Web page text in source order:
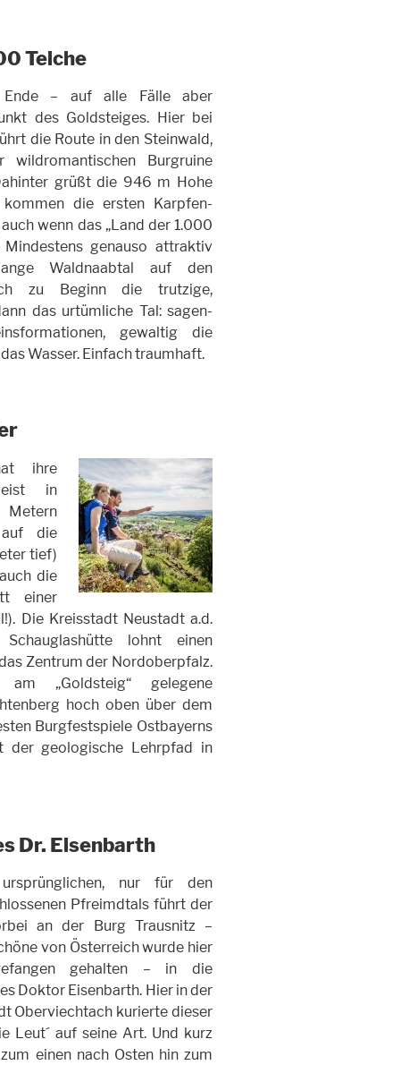
Teiche
– auf alle Fälle aber
des Goldsteiges. Hier bei
die Route in den Steinwald,
Burgruine
grüßt die 946 m Hohe
die ersten Karpfen-
wenn das „Land der 1.000
genauso attraktiv
Waldnaabtal auf den
zu Beginn die trutzige,
das urtümliche Tal: sagen-
gewaltig die
Wasser. Einfach traumhaft.
ihre
in
die
tief)
die
einer
Die Kreisstadt Neustadt a.d.
lohnt einen
Zentrum der Nordoberpfalz.
„Goldsteig“ gelegene
hoch oben über dem
Burgfestspiele Ostbayerns
der geologische Lehrpfad in
Dr. Eisenbarth
nur für den
Pfreimdtals führt der
an der Burg Trausnitz –
von Österreich wurde hier
gehalten – in die
Doktor Eisenbarth. Hier in der
Oberviechtach kurierte dieser
Leut´ auf seine Art. Und kurz
einen nach Osten hin zum